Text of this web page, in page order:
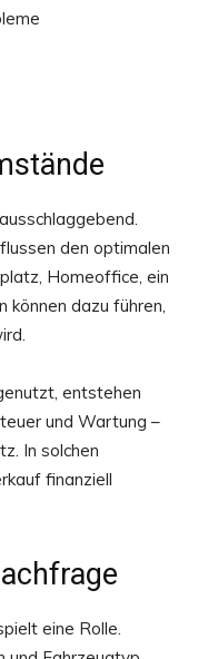
den optimalen
Homeoffice, ein
können dazu führen,
entstehen
und Wartung –
In solchen
finanziell
eine Rolle.